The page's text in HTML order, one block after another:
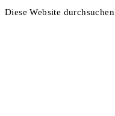
Diese Website durchsuchen